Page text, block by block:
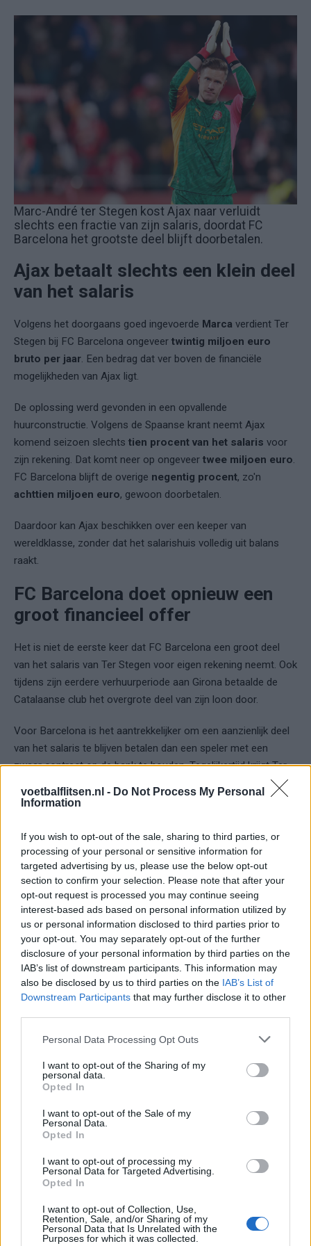
voetbalflitsen.nl - Do Not Process My Personal
Information
If you wish to opt-out of the sale, sharing to third parties, or
processing of your personal or sensitive information for
targeted advertising by us, please use the below opt-out
section to confirm your selection. Please note that after your
opt-out request is processed you may continue seeing
interest-based ads based on personal information utilized by
us or personal information disclosed to third parties prior to
your opt-out. You may separately opt-out of the further
disclosure of your personal information by third parties on the
IAB’s list of downstream participants. This information may
also be disclosed by us to third parties on the IAB’s List of
Downstream Participants that may further disclose it to other
Personal Data Processing Opt Outs
I want to opt-out of the Sharing of my
personal data.
Opted In
I want to opt-out of the Sale of my
Personal Data.
Opted In
I want to opt-out of processing my
Personal Data for Targeted Advertising.
Opted In
I want to opt-out of Collection, Use,
Retention, Sale, and/or Sharing of my
Personal Data that Is Unrelated with the
Purposes for which it was collected.
Marc-André ter Stegen kost Ajax naar verluidt
slechts een fractie van zijn salaris, doordat FC
Barcelona het grootste deel blijft doorbetalen.
Ajax betaalt slechts een klein deel
van het salaris
Volgens het doorgaans goed ingevoerde Marca verdient Ter
Stegen bij FC Barcelona ongeveer twintig miljoen euro
bruto per jaar. Een bedrag dat ver boven de financiële
mogelijkheden van Ajax ligt.
De oplossing werd gevonden in een opvallende
huurconstructie. Volgens de Spaanse krant neemt Ajax
komend seizoen slechts tien procent van het salaris voor
zijn rekening. Dat komt neer op ongeveer twee miljoen euro.
FC Barcelona blijft de overige negentig procent, zo'n
achttien miljoen euro, gewoon doorbetalen.
Daardoor kan Ajax beschikken over een keeper van
wereldklasse, zonder dat het salarishuis volledig uit balans
raakt.
FC Barcelona doet opnieuw een
groot financieel offer
Het is niet de eerste keer dat FC Barcelona een groot deel
van het salaris van Ter Stegen voor eigen rekening neemt. Ook
tijdens zijn eerdere verhuurperiode aan Girona betaalde de
Catalaanse club het overgrote deel van zijn loon door.
Voor Barcelona is het aantrekkelijker om een aanzienlijk deel
van het salaris te blijven betalen dan een speler met een
zwaar contract op de bank te houden. Tegelijkertijd krijgt Ter
van Ajax
Hoewel Ajax slechts tien procent van zijn salaris betaalt, zou
Ter Stegen met een jaarsalaris van ongeveer twee miljoen
euro
nog altijd tot de bestbetaalde spelers van de
Amsterdamse selectie behoren.
Voor Ajax betekent de deal bovendien een enorme
kwaliteitsimpuls. De ervaren Duitse international won in zijn
carrière onder meer de Champions League, meerdere
landstitels met FC Barcelona en speelde jarenlang op het
Ajax Feyenoord PSV
Ajax ziet kans schoon: strijd om Van Rooij barst
Hart gaf de doorslag': Ouazane verkiest Marokko
contractdetails
Ajax dicht bij komst Arokodare: huurdeal met